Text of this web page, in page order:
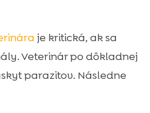
je kritická, ak sa
Veterinár po dôkladnej
parazitov. Následne